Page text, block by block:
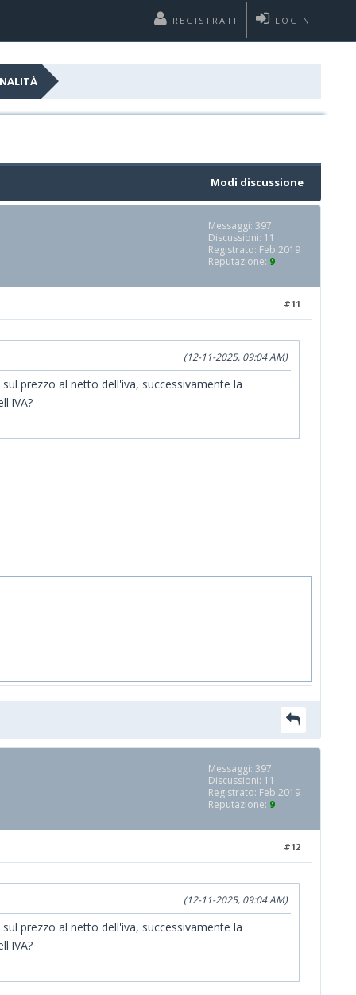
LOGIN
REGISTRATI
Modi discussione
Messaggi: 397
Discussioni: 11
Registrato: Feb 2019
Reputazione: 9
#11
(12-11-2025, 09:04 AM)
prezzo al netto dell'iva, successivamente la
Messaggi: 397
Discussioni: 11
Registrato: Feb 2019
Reputazione: 9
#12
(12-11-2025, 09:04 AM)
prezzo al netto dell'iva, successivamente la